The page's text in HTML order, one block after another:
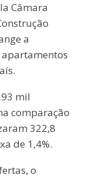
Câmara
a
apartamentos
mil
comparação
322,8
de 1,4%.
o